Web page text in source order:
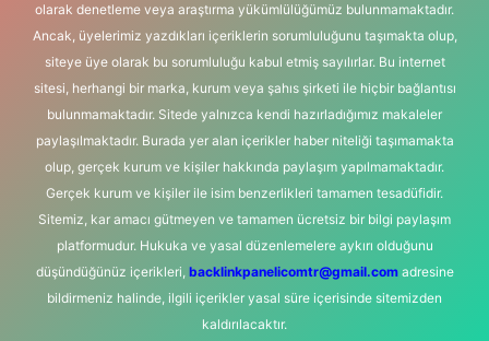
olarak denetleme veya araştırma yükümlülüğümüz bulunmamaktadır.
Ancak, üyelerimiz yazdıkları içeriklerin sorumluluğunu taşımakta olup,
siteye üye olarak bu sorumluluğu kabul etmiş sayılırlar. Bu internet
sitesi, herhangi bir marka, kurum veya şahıs şirketi ile hiçbir bağlantısı
bulunmamaktadır. Sitede yalnızca kendi hazırladığımız makaleler
paylaşılmaktadır. Burada yer alan içerikler haber niteliği taşımamakta
olup, gerçek kurum ve kişiler hakkında paylaşım yapılmamaktadır.
Gerçek kurum ve kişiler ile isim benzerlikleri tamamen tesadüfidir.
Sitemiz, kar amacı gütmeyen ve tamamen ücretsiz bir bilgi paylaşım
platformudur. Hukuka ve yasal düzenlemelere aykırı olduğunu
düşündüğünüz içerikleri, backlinkpanelicomtr@gmail.comadresine
bildirmeniz halinde, ilgili içerikler yasal süre içerisinde sitemizden
kaldırılacaktır.